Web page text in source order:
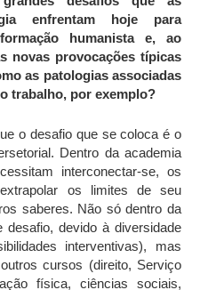
enfrentam hoje para
humanista e, ao
novas provocações típicas
as patologias associadas
trabalho, por exemplo?
o desafio que se coloca é o
Dentro da academia
interconectar-se, os
os limites de seu
saberes. Não só dentro da
devido à diversidade
interventivas), mas
cursos (direito, Serviço
física, ciências sociais,